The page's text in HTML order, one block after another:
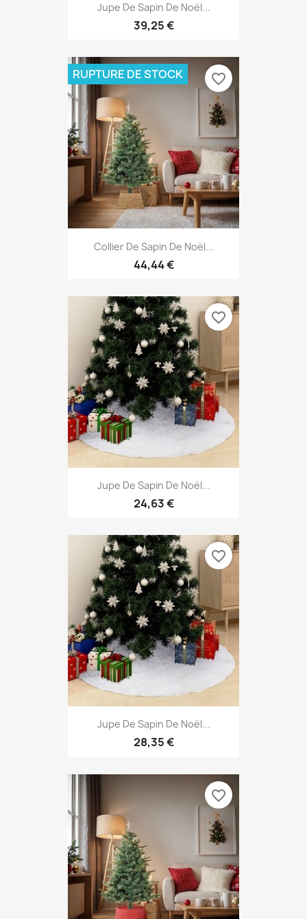
Jupe De Sapin De Noël...
39,25 €
Collier De Sapin De Noël...
44,44 €
RUPTURE DE STOCK favorite_border
Jupe De Sapin De Noël...
24,63 €
favorite_border
Jupe De Sapin De Noël...
28,35 €
favorite_border
favorite_border